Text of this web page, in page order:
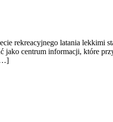
rekreacyjnego latania lekkimi
jako centrum informacji, które